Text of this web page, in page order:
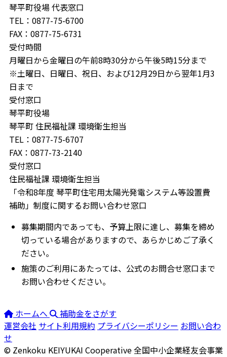
琴平町役場 代表窓口
TEL：0877-75-6700
FAX：0877-75-6731
受付時間
月曜日から金曜日の午前8時30分から午後5時15分まで
※土曜日、日曜日、祝日、および12月29日から翌年1月3
日まで
受付窓口
琴平町役場
琴平町 住民福祉課 環境衛生担当
TEL：0877-75-6707
FAX：0877-73-2140
受付窓口
住民福祉課 環境衛生担当
「令和8年度 琴平町住宅用太陽光発電システム等設置費
補助」制度に関するお問い合わせ窓口
募集期間内であっても、予算上限に達し、募集を締め
切っている場合がありますので、あらかじめご了承く
ださい。
施策のご利用にあたっては、公式のお問合せ窓口まで
お問い合わせください。
ホームへ
補助金をさがす
運営会社 サイト利用規約 プライバシーポリシー お問い合わ
せ
© Zenkoku KEIYUKAI Cooperative全国中小企業経友会事業